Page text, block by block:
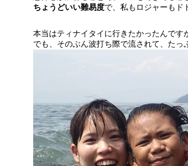
ちょうどいい難易度で、私もロジャーもド
本当はティナイタイに行きたかったんです
でも、そのぶん波打ち際で流されて、たっ